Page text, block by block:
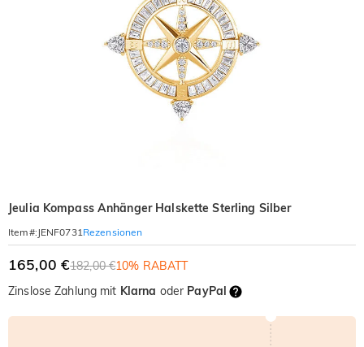
Jeulia Kompass Anhänger Halskette Sterling Silber
Item#: JENF0731Rezensionen
165,00 €182,00 €10% RABATT
Zinslose Zahlung mit Klarna oder PayPal